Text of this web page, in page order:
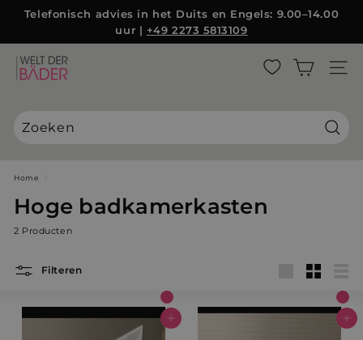
Diashow
Pauzeren
Telefonisch advies in het Duits en Engels: 9.00–14.00
uur | +49 2273 5813109
W
e
d
r
B
ä
d
r
L
Home
Hoge badkamerkasten
2 Producten
Filteren
In winkelwagen In winkelwagen